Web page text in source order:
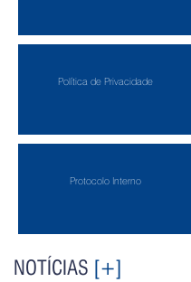
Política de Privacidade
Protocolo Interno
NOTÍCIAS [+]